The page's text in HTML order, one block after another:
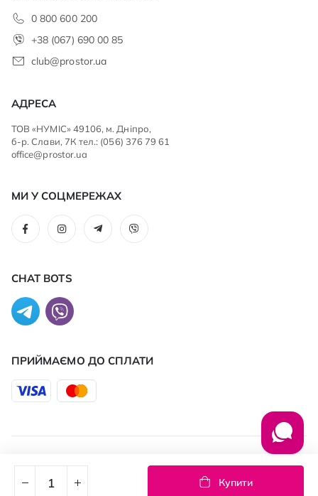
Купити
0 800 600 200
+38 (067) 690 00 85
club@prostor.ua
АДРЕСА
ТОВ «НУМІС» 49106, м. Дніпро,
б-р. Слави, 7К тел.: (056) 376 79 61
office@prostor.ua
МИ У СОЦМЕРЕЖАХ
CHAT BOTS
ПРИЙМАЄМО ДО CПЛАТИ
© 2026 PROSTOR